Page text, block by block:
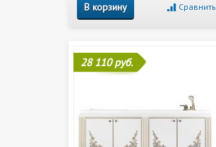
В корзину Сравнить
28 110 руб.